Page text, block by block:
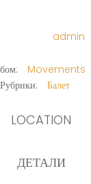
admin
Movements
Рубрики:
Балет
LOCATION
ДЕТАЛИ